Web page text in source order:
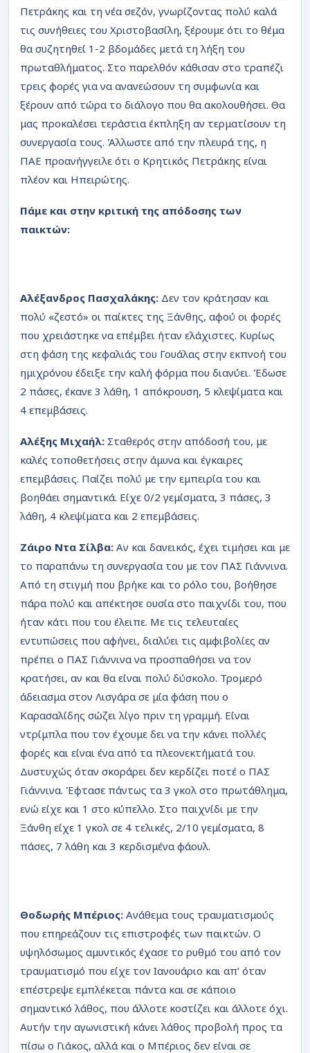
Πετράκης και τη νέα σεζόν, γνωρίζοντας πολύ καλά
τις συνήθειες του Χριστοβασίλη, ξέρουμε ότι το θέμα
θα συζητηθεί 1-2 βδομάδες μετά τη λήξη του
πρωταθλήματος. Στο παρελθόν κάθισαν στο τραπέζι
τρεις φορές για να ανανεώσουν τη συμφωνία και
ξέρουν από τώρα το διάλογο που θα ακολουθήσει. Θα
μας προκαλέσει τεράστια έκπληξη αν τερματίσουν τη
συνεργασία τους. Άλλωστε από την πλευρά της, η
ΠΑΕ προανήγγειλε ότι ο Κρητικός Πετράκης είναι
πλέον και Ηπειρώτης.
Πάμε και στην κριτική της απόδοσης των
παικτών:
Αλέξανδρος Πασχαλάκης: Δεν τον κράτησαν και
πολύ «ζεστό» οι παίκτες της Ξάνθης, αφού οι φορές
που χρειάστηκε να επέμβει ήταν ελάχιστες. Κυρίως
στη φάση της κεφαλιάς του Γουάλας στην εκπνοή του
ημιχρόνου έδειξε την καλή φόρμα που διανύει. Έδωσε
2 πάσες, έκανε 3 λάθη, 1 απόκρουση, 5 κλεψίματα και
4 επεμβάσεις.
Αλέξης Μιχαήλ: Σταθερός στην απόδοσή του, με
καλές τοποθετήσεις στην άμυνα και έγκαιρες
επεμβάσεις. Παίζει πολύ με την εμπειρία του και
βοηθάει σημαντικά. Είχε 0/2 γεμίσματα, 3 πάσες, 3
λάθη, 4 κλεψίματα και 2 επεμβάσεις.
Ζάιρο Ντα Σίλβα: Αν και δανεικός, έχει τιμήσει και με
το παραπάνω τη συνεργασία του με τον ΠΑΣ Γιάννινα.
Από τη στιγμή που βρήκε και το ρόλο του, βοήθησε
πάρα πολύ και απέκτησε ουσία στο παιχνίδι του, που
ήταν κάτι που του έλειπε. Με τις τελευταίες
εντυπώσεις που αφήνει, διαλύει τις αμφιβολίες αν
πρέπει ο ΠΑΣ Γιάννινα να προσπαθήσει να τον
κρατήσει, αν και θα είναι πολύ δύσκολο. Τρομερό
άδειασμα στον Λισγάρα σε μία φάση που ο
Καρασαλίδης σώζει λίγο πριν τη γραμμή. Είναι
ντρίμπλα που τον έχουμε δει να την κάνει πολλές
φορές και είναι ένα από τα πλεονεκτήματά του.
Δυστυχώς όταν σκοράρει δεν κερδίζει ποτέ ο ΠΑΣ
Γιάννινα. Έφτασε πάντως τα 3 γκολ στο πρωτάθλημα,
ενώ είχε και 1 στο κύπελλο. Στο παιχνίδι με την
Ξάνθη είχε 1 γκολ σε 4 τελικές, 2/10 γεμίσματα, 8
πάσες, 7 λάθη και 3 κερδισμένα φάουλ.
Θοδωρής Μπέριος: Ανάθεμα τους τραυματισμούς
που επηρεάζουν τις επιστροφές των παικτών. Ο
υψηλόσωμος αμυντικός έχασε το ρυθμό του από τον
τραυματισμό που είχε τον Ιανουάριο και απ’ όταν
επέστρεψε εμπλέκεται πάντα και σε κάποιο
σημαντικό λάθος, που άλλοτε κοστίζει και άλλοτε όχι.
Αυτήν την αγωνιστική κάνει λάθος προβολή προς τα
πίσω ο Γιάκος, αλλά και ο Μπέριος δεν είναι σε